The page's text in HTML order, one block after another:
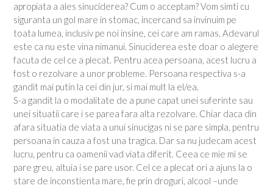
apropiata a ales sinuciderea? Cum o acceptam? Vom simti cu
siguranta un gol mare in stomac, incercand sa invinuim pe
toata lumea, inclusiv pe noi insine, cei care am ramas. Adevarul
este ca nu este vina nimanui. Sinuciderea este doar o alegere
facuta de cel ce a plecat. Pentru acea persoana, acest lucru a
fost o rezolvare a unor probleme. Persoana respectiva s-a
gandit mai putin la cei din jur, si mai mult la el/ea.
S-a gandit la o modalitate de a pune capat unei suferinte sau
unei situatii care i se parea fara alta rezolvare. Chiar daca din
afara situatia de viata a unui sinucigas ni se pare simpla, pentru
persoana in cauza a fost una tragica. Dar sa nu judecam acest
lucru, pentru ca oamenii vad viata diferit. Ceea ce mie mi se
pare greu, altuia i se pare usor. Cel ce a plecat ori a ajuns la o
stare de inconstienta mare, fie prin droguri, alcool –unde